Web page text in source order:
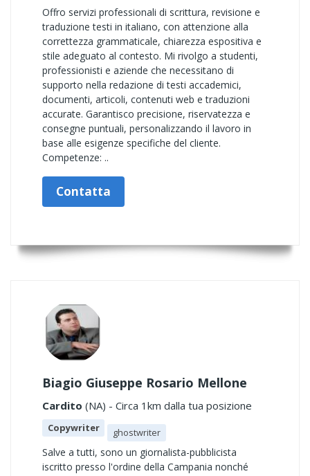
Offro servizi professionali di scrittura, revisione e
traduzione testi in italiano, con attenzione alla
correttezza grammaticale, chiarezza espositiva e
stile adeguato al contesto. Mi rivolgo a studenti,
professionisti e aziende che necessitano di
supporto nella redazione di testi accademici,
documenti, articoli, contenuti web e traduzioni
accurate. Garantisco precisione, riservatezza e
consegne puntuali, personalizzando il lavoro in
base alle esigenze specifiche del cliente.
Competenze: ..
Contatta
Biagio Giuseppe Rosario Mellone
Cardito (NA) - Circa 1km dalla tua posizione
Copywriter ghostwriter
Salve a tutti, sono un giornalista-pubblicista
iscritto presso l'ordine della Campania nonché